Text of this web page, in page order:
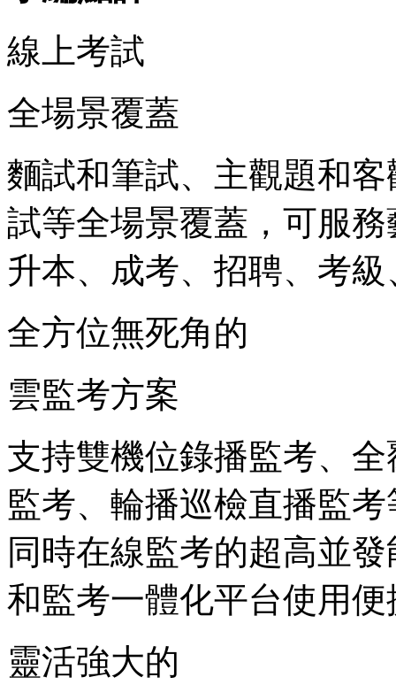
線上考試
全場景覆蓋
麵試和筆試、主觀題和
試等全場景覆蓋，可服
升本、成考、招聘、考
全方位無死角的
雲監考方案
支持雙機位錄播監考、
監考、輪播巡檢直播監
同時在線監考的超高並
和監考一體化平台使用便
靈活強大的